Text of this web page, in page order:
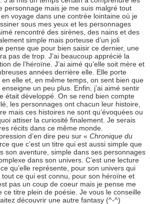
personnage mais je me suis malgré tout
voyage dans une contrée lointaine où je
sous mes yeux et les personnages
rencontré des sirènes, des nains et des
simple mais porteuse d’un joli
pense que pour bien saisir ce dernier, une
pas de trop. J’ai beaucoup apprécié la
de l’héroïne. J’ai aimé qu’elle soit mère et
années derrière elle. Elle porte
elle et, en même temps, on sent bien que
un peu plus. Enfin, j’ai aimé sentir
était développé. On se rend bien compte
les personnages ont chacun leur histoire,
mais ces histoires ne sont qu’évoquées ou
attiser la curiosité finalement. Je serais
récits dans ce même monde.
d’en dire peu sur « Chronique du
que c’est un titre qui est aussi simple que
son aventure, simple dans ses personnages
dans son univers. C’est une lecture
qu’elle représente, pour son univers qui
ce qui est connu, pour son héroïne et
pas un coup de coeur mais je pense me
ce titre plein de poésie. Je vous le conseille
découvrir une autre fantasy (^-^)